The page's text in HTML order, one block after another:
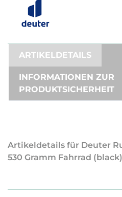
ARTIKELDETAILS
INFORMATIONEN ZUR
PRODUKTSICHERHEIT
Artikeldetails für Deuter
530 Gramm Fahrrad (black)